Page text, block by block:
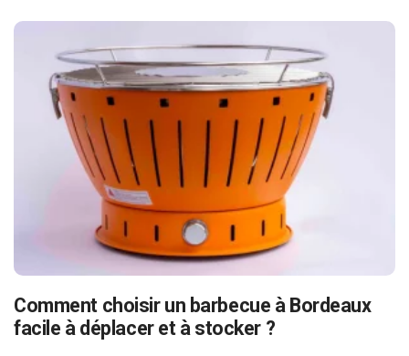
Comment choisir un barbecue à Bordeaux
facile à déplacer et à stocker ?